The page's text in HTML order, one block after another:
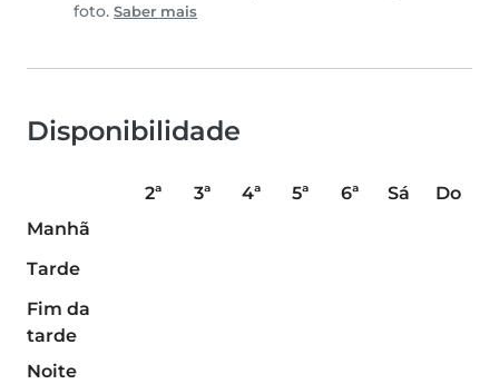
foto. Saber mais
Disponibilidade
2ª 3ª 4ª 5ª 6ª Sá
Do
Manhã
Tarde
Fim da
tarde
Noite